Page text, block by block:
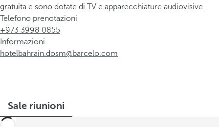
gratuita e sono dotate di TV e apparecchiature audiovisive.
Telefono prenotazioni
+973 3998 0855
Informazioni
hotelbahrain.dosm@barcelo.com
Sale riunioni